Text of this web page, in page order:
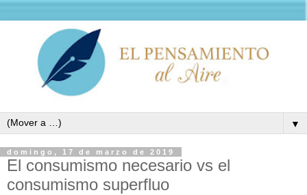
▼
domingo, 17 de marzo de 2019
El consumismo necesario vs el
consumismo superfluo